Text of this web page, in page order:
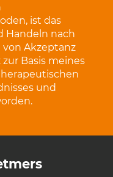
ist das
Handeln nach
Akzeptanz
Basis meines
und